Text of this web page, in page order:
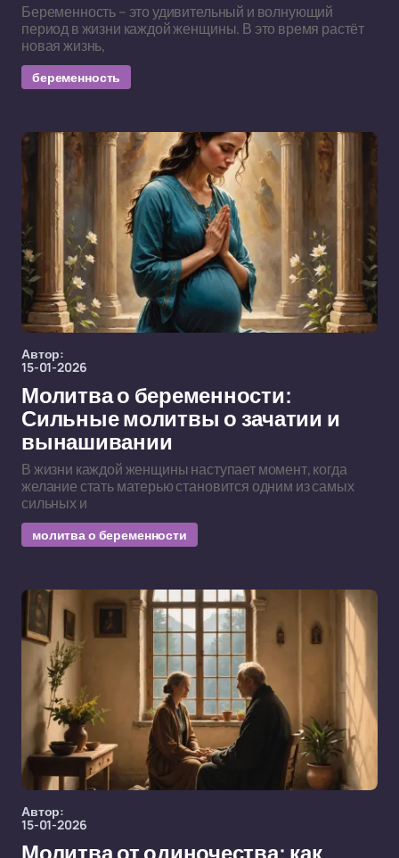
Беременность – это удивительный и волнующий
период в жизни каждой женщины. В это время растёт
новая жизнь,
беременность
Автор:
15-01-2026
Молитва о беременности:
Сильные молитвы о зачатии и
вынашивании
В жизни каждой женщины наступает момент, когда
желание стать матерью становится одним из самых
сильных и
молитва о беременности
Автор:
15-01-2026